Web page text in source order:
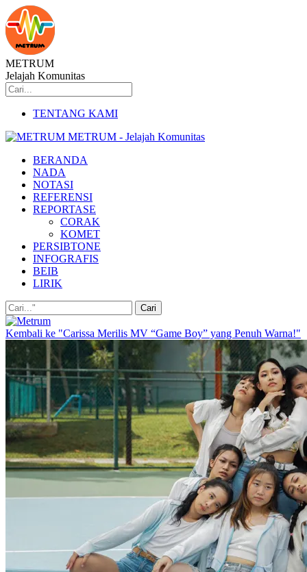
METRUM
Jelajah Komunitas
TENTANG KAMI
METRUM - Jelajah Komunitas
BERANDA
NADA
NOTASI
REFERENSI
REPORTASE
CORAK
KOMET
PERSIBTONE
INFOGRAFIS
BEIB
LIRIK
Kembali ke "Carissa Merilis MV “Game Boy” yang Penuh Warna!"